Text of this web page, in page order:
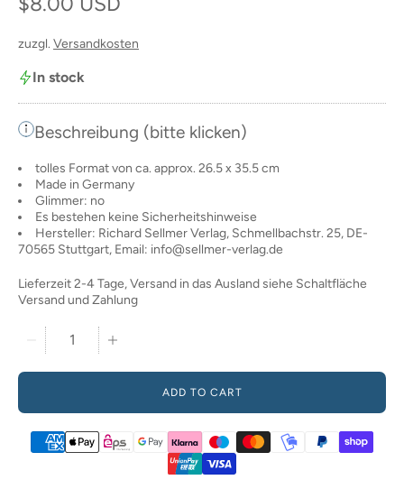
zuzgl. Versandkosten
In stock
Beschreibung (bitte klicken)
tolles Format von ca. approx. 26.5 x 35.5 cm
Made in Germany
Glimmer: no
Es bestehen keine Sicherheitshinweise
Hersteller: Richard Sellmer Verlag, Schmellbachstr. 25, DE-
70565 Stuttgart, Email: info@sellmer-verlag.de
Lieferzeit 2-4 Tage, Versand in das Ausland siehe Schaltfläche
Versand und Zahlung
Quantity stepper
ADD TO CART